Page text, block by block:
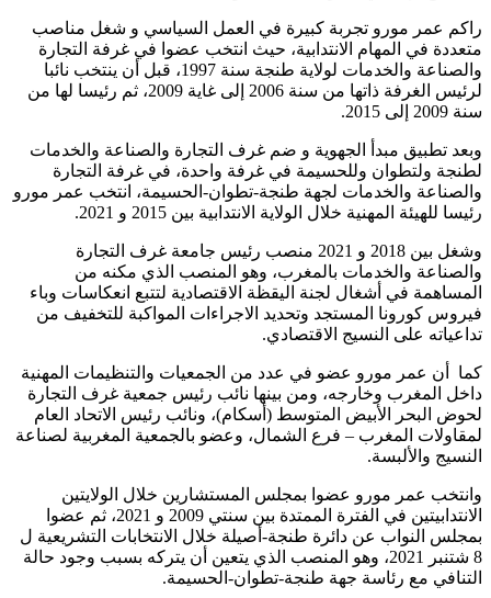
راكم عمر مورو تجربة كبيرة في العمل السياسي و شغل مناصب
متعددة في المهام الانتدابية، حيث انتخب عضوا في غرفة التجارة
والصناعة والخدمات لولاية طنجة سنة 1997، قبل أن ينتخب نائبا
لرئيس الغرفة ذاتها من سنة 2006 إلى غاية 2009، ثم رئيسا لها من
سنة 2009 إلى 2015.
وبعد تطبيق مبدأ الجهوية و ضم غرف التجارة والصناعة والخدمات
لطنجة ولتطوان وللحسيمة في غرفة واحدة، في غرفة التجارة
والصناعة والخدمات لجهة طنجة-تطوان-الحسيمة، انتخب عمر مورو
رئيسا للهيئة المهنية خلال الولاية الانتدابية بين 2015 و 2021.
وشغل بين 2018 و 2021 منصب رئيس جامعة غرف التجارة
والصناعة والخدمات بالمغرب، وهو المنصب الذي مكنه من
المساهمة في أشغال لجنة اليقظة الاقتصادية لتتبع انعكاسات وباء
فيروس كورونا المستجد وتحديد الاجراءات المواكبة للتخفيف من
تداعياته على النسيج الاقتصادي.
كما أن عمر مورو عضو في عدد من الجمعيات والتنظيمات المهنية
داخل المغرب وخارجه، ومن بينها نائب رئيس جمعية غرف التجارة
لحوض البحر الأبيض المتوسط (أسكام)، ونائب رئيس الاتحاد العام
لمقاولات المغرب – فرع الشمال، وعضو بالجمعية المغربية لصناعة
النسيج والألبسة.
وانتخب عمر مورو عضوا بمجلس المستشارين خلال الولايتين
الانتدابيتين في الفترة الممتدة بين سنتي 2009 و 2021، ثم عضوا
بمجلس النواب عن دائرة طنجة-أصيلة خلال الانتخابات التشريعية ل
8 شتنبر 2021، وهو المنصب الذي يتعين أن يتركه بسبب وجود حالة
التنافي مع رئاسة جهة طنجة-تطوان-الحسيمة.